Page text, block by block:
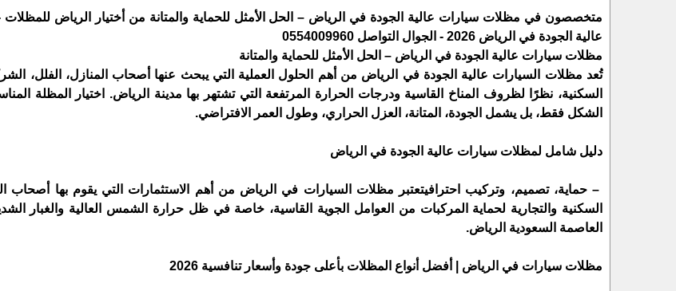
متخصصون في مظلات سيارات عالية الجودة في الرياض – الحل الأمثل للحماية والمتانة من أختيار الرياض
عالية الجودة في الرياض 2026 - الجوال التواصل 0554009960
مظلات سيارات عالية الجودة في الرياض – الحل الأمثل للحماية والمتانة
تُعد مظلات السيارات عالية الجودة في الرياض من أهم الحلول العملية التي يبحث عنها أصحاب المنازل، الفلل،
السكنية، نظرًا لظروف المناخ القاسية ودرجات الحرارة المرتفعة التي تشتهر بها مدينة الرياض. اختيار المظلة
الشكل فقط، بل يشمل الجودة، المتانة، العزل الحراري، وطول العمر الافتراضي.
دليل شامل لمظلات سيارات عالية الجودة في الرياض
– حماية، تصميم، وتركيب احترافيتعتبر مظلات السيارات في الرياض من أهم الاستثمارات التي يقوم بها أصحاب
السكنية والتجارية لحماية المركبات من العوامل الجوية القاسية، خاصة في ظل حرارة الشمس العالية والغبار
العاصمة السعودية الرياض.
مظلات سيارات في الرياض | أفضل أنواع المظلات بأعلى جودة وأسعار تنافسية 2026